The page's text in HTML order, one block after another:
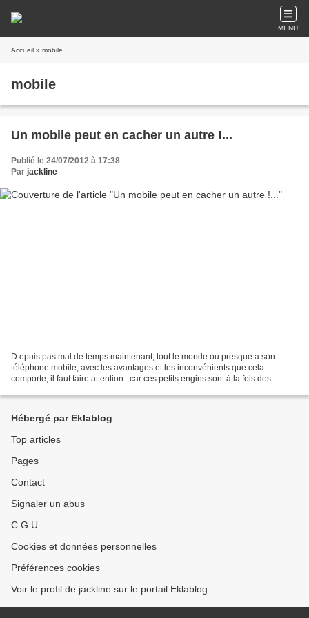
MENU
Accueil » mobile
mobile
Un mobile peut en cacher un autre !...
Publié le 24/07/2012 à 17:38
Par jackline
D epuis pas mal de temps maintenant, tout le monde ou presque a son
téléphone mobile, avec les avantages et les inconvénients que cela
comporte, il faut faire attention...car ces petits engins sont à la fois des
Hébergé par Eklablog
Top articles
Pages
Contact
Signaler un abus
C.G.U.
Cookies et données personnelles
Préférences cookies
Voir le profil de jackline sur le portail Eklablog